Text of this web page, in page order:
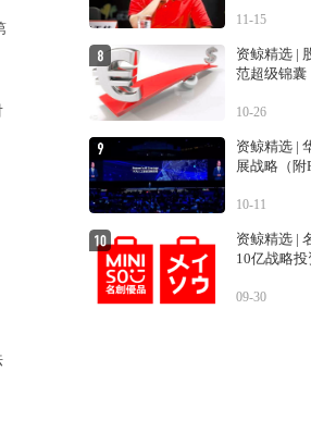
11-15
资鲸精选 |
范超级锦囊
10-26
资鲸精选 |
展战略（附
10-11
资鲸精选 |
10亿战略投资 深度长文
09-30